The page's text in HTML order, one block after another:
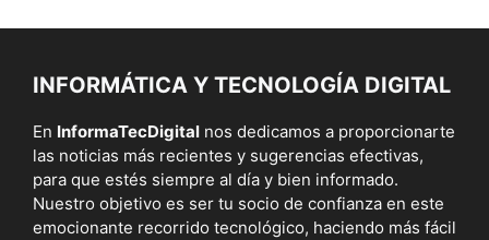
INFORMÁTICA Y TECNOLOGÍA DIGITAL
En InformaTecDigital nos dedicamos a proporcionarte
las noticias más recientes y sugerencias efectivas,
para que estés siempre al día y bien informado.
Nuestro objetivo es ser tu socio de confianza en este
emocionante recorrido tecnológico, haciendo más fácil